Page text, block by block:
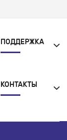
ПОДДЕРЖКА
КОНТАКТЫ